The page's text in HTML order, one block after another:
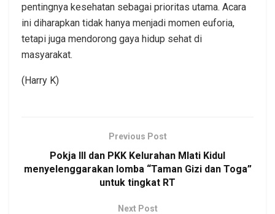
pentingnya kesehatan sebagai prioritas utama. Acara
ini diharapkan tidak hanya menjadi momen euforia,
tetapi juga mendorong gaya hidup sehat di
masyarakat.
(Harry K)
Previous Post
Pokja III dan PKK Kelurahan Mlati Kidul
menyelenggarakan lomba “Taman Gizi dan Toga”
untuk tingkat RT
Next Post